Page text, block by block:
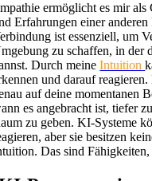
ermöglicht es mir
Erfahrungen einer
ist essenziell, um
zu schaffen, in der
Durch meineIntuition
und darauf
auf deine momentanen
es angebracht ist, tiefer
zu geben. KI-Systeme
aber sie besitzen
Das sind